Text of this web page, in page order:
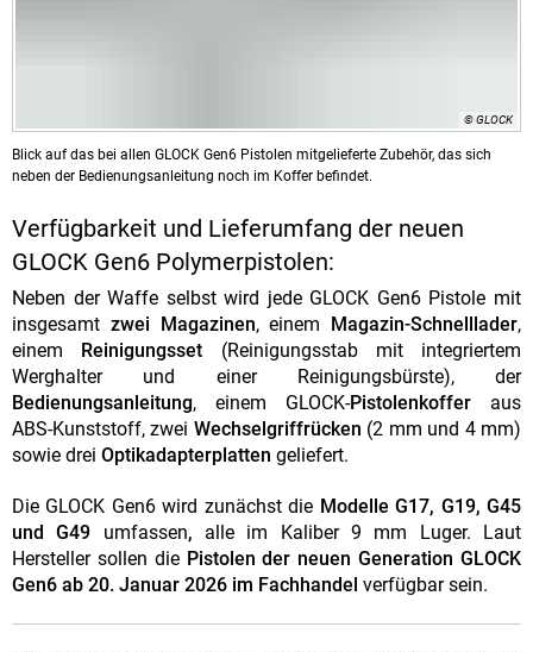
© GLOCK
Blick auf das bei allen GLOCK Gen6 Pistolen mitgelieferte Zubehör, das sich
neben der Bedienungsanleitung noch im Koffer befindet.
Verfügbarkeit und Lieferumfang der neuen
GLOCK Gen6 Polymerpistolen:
Neben der Waffe selbst wird jede GLOCK Gen6 Pistole mit
insgesamt zwei Magazinen, einem Magazin-Schnelllader,
einem
Reinigungsset (Reinigungsstab mit integriertem
Werghalter und einer Reinigungsbürste), der
Bedienungsanleitung, einem GLOCK-Pistolenkoffer aus
ABS-Kunststoff, zwei Wechselgriffrücken (2 mm und 4 mm)
sowie drei Optikadapterplatten geliefert.
Die GLOCK Gen6 wird zunächst die Modelle G17, G19, G45
und G49 umfassen, alle im Kaliber 9 mm Luger. Laut
Hersteller sollen die Pistolen der neuen Generation GLOCK
Gen6 ab 20. Januar 2026 im Fachhandel verfügbar sein.